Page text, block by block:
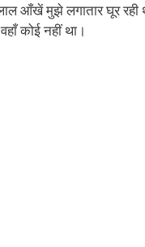
आँखें मुझे लगातार घूर रही
कोई नहीं था।